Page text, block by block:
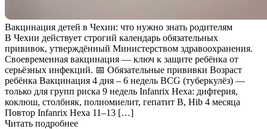
Вакцинация детей в Чехии: что нужно знать родителям
В Чехии действует строгий календарь обязательных
прививок, утверждённый Министерством здравоохранения.
Своевременная вакцинация — ключ к защите ребёнка от
серьёзных инфекций. 📅 Обязательные прививки Возраст
ребёнка Вакцинация 4 дня – 6 недель BCG (туберкулёз) —
только для групп риска 9 недель Infanrix Hexa: дифтерия,
коклюш, столбняк, полиомиелит, гепатит B, Hib 4 месяца
Повтор Infanrix Hexa 11–13 […]
Читать подробнее